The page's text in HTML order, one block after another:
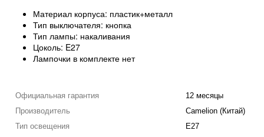
Материал корпуса: пластик+металл
Тип выключателя: кнопка
Тип лампы: накаливания
Цоколь: E27
Лампочки в комплекте нет
Официальная гарантия
12 месяцы
Производитель
Camelion (Китай)
Тип освещения
E27